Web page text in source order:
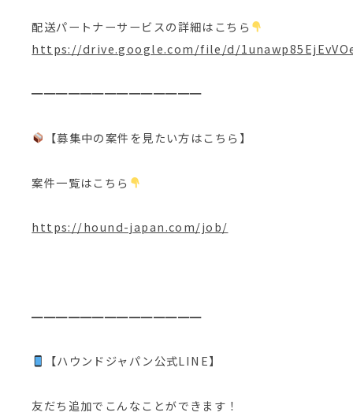
配送パートナーサービスの詳細はこちら
https://drive.google.com/file/d/
━━━━━━━━━━━━━━
【募集中の案件を見たい方はこちら】
案件一覧はこちら
https://hound-japan.com/job/
━━━━━━━━━━━━━━
【ハウンドジャパン公式LINE】
友だち追加でこんなことができます！